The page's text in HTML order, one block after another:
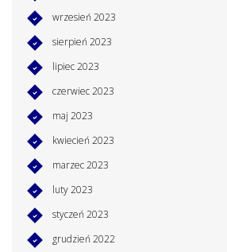
wrzesień 2023
sierpień 2023
lipiec 2023
czerwiec 2023
maj 2023
kwiecień 2023
marzec 2023
luty 2023
styczeń 2023
grudzień 2022